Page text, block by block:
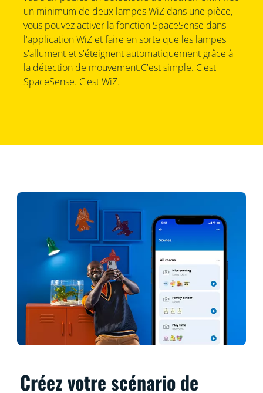
un minimum de deux lampes WiZ dans une pièce,
vous pouvez activer la fonction SpaceSense dans
l'application WiZ et faire en sorte que les lampes
s'allument et s'éteignent automatiquement grâce à
la détection de mouvement.C'est simple. C'est
SpaceSense. C'est WiZ.
Créez votre scénario de